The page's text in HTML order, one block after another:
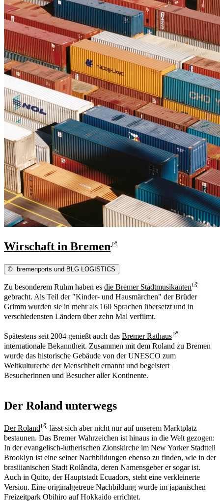
Wirschaft in Bremen
© bremenports und BLG LOGISTICS
Zu besonderem Ruhm haben es die Bremer Stadtmusikanten
gebracht. Als Teil der "Kinder- und Hausmärchen" der Brüder
Grimm wurden sie in mehr als 160 Sprachen übersetzt und in
verschiedensten Ländern über zehn Mal verfilmt.
Spätestens seit 2004 genießt auch das Bremer Rathaus
internationale Bekanntheit. Zusammen mit dem Roland zu Bremen
wurde das historische Gebäude von der UNESCO zum
Weltkulturerbe der Menschheit ernannt und begeistert
Besucherinnen und Besucher aller Kontinente.
Der Roland unterwegs
Der Roland
lässt sich aber nicht nur auf unserem Marktplatz
bestaunen. Das Bremer Wahrzeichen ist hinaus in die Welt gezogen:
In der evangelisch-lutherischen Zionskirche im New Yorker Stadtteil
Brooklyn ist eine seiner Nachbildungen ebenso zu finden, wie in der
brasilianischen Stadt Rolândia, deren Namensgeber er sogar ist.
Auch in Quito, der Hauptstadt Ecuadors, steht eine verkleinerte
Version. Eine originalgetreue Nachbildung wurde im japanischen
Freizeitpark Obihiro auf Hokkaido errichtet.